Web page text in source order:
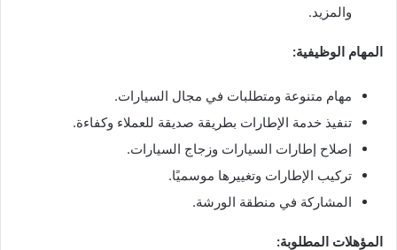
والمزيد.
المهام الوظيفية:
مهام متنوعة ومتطلبات في مجال السيارات.
تنفيذ خدمة الإطارات بطريقة صديقة للعملاء وكفاءة.
إصلاح إطارات السيارات وزجاج السيارات.
تركيب الإطارات وتغييرها موسميًا.
المشاركة في منطقة الورشة.
المؤهلات المطلوبة: